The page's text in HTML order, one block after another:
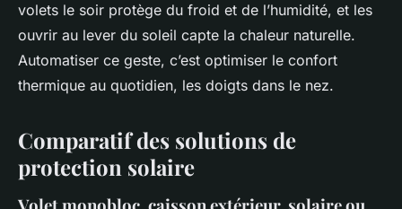
volets le soir protège du froid et de l’humidité, et les
ouvrir au lever du soleil capte la chaleur naturelle.
Automatiser ce geste, c’est optimiser le confort
thermique au quotidien, les doigts dans le nez.
Comparatif des solutions de
protection solaire